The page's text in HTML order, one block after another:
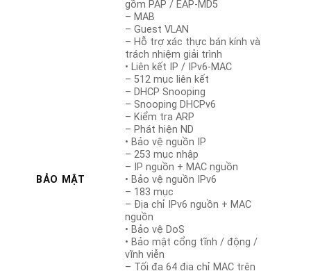
BẢO MẬT
gồm PAP / EAP-MD5
– MAB
– Guest VLAN
– Hỗ trợ xác thực bán kính và
trách nhiệm giải trình
• Liên kết IP / IPv6-MAC
– 512 mục liên kết
– DHCP Snooping
– Snooping DHCPv6
– Kiểm tra ARP
– Phát hiện ND
• Bảo vệ nguồn IP
– 253 mục nhập
– IP nguồn + MAC nguồn
• Bảo vệ nguồn IPv6
– 183 mục
– Địa chỉ IPv6 nguồn + MAC
nguồn
• Bảo vệ DoS
• Bảo mật cổng tĩnh / động /
vĩnh viễn
– Tối đa 64 địa chỉ MAC trên